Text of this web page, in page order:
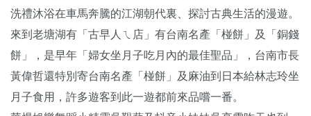
洗禮沐浴在車馬奔騰的江湖朝代裏、探討古典生活的漫遊。
來到老塘湖有「古早人ㄟ店」有台南名產「椪餅」及「銅錢
餅」，是早年「婦女坐月子吃月內的最佳聖品」，台南市長
黃偉哲還特別寄台南名產「椪餅」及麻油到日本給林志玲坐
月子食用，許多遊客到此一遊都前來品嚐一番。